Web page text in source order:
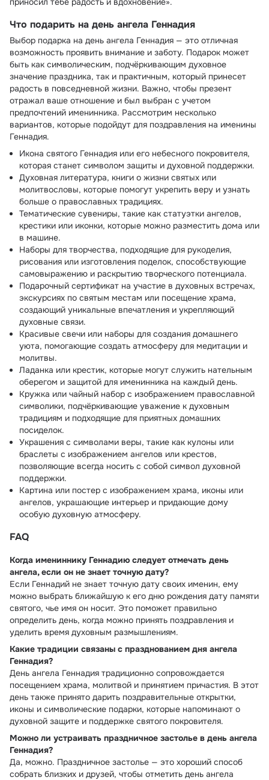
Что подарить на день ангела Геннадия
Выбор подарка на день ангела Геннадия — это отличная
возможность проявить внимание и заботу. Подарок может
быть как символическим, подчёркивающим духовное
значение праздника, так и практичным, который принесет
радость в повседневной жизни. Важно, чтобы презент
отражал ваше отношение и был выбран с учетом
предпочтений именинника. Рассмотрим несколько
вариантов, которые подойдут для поздравления на именины
Геннадия.
Икона святого Геннадия или его небесного покровителя,
которая станет символом защиты и духовной поддержки.
Духовная литература, книги о жизни святых или
молитвословы, которые помогут укрепить веру и узнать
больше о православных традициях.
Тематические сувениры, такие как статуэтки ангелов,
крестики или иконки, которые можно разместить дома или
в машине.
Наборы для творчества, подходящие для рукоделия,
рисования или изготовления поделок, способствующие
самовыражению и раскрытию творческого потенциала.
Подарочный сертификат на участие в духовных встречах,
экскурсиях по святым местам или посещение храма,
создающий уникальные впечатления и укрепляющий
духовные связи.
Красивые свечи или наборы для создания домашнего
уюта, помогающие создать атмосферу для медитации и
молитвы.
Ладанка или крестик, которые могут служить нательным
оберегом и защитой для именинника на каждый день.
Кружка или чайный набор с изображением православной
символики, подчёркивающие уважение к духовным
традициям и подходящие для приятных домашних
посиделок.
Украшения с символами веры, такие как кулоны или
браслеты с изображением ангелов или крестов,
позволяющие всегда носить с собой символ духовной
поддержки.
Картина или постер с изображением храма, иконы или
ангелов, украшающие интерьер и придающие дому
особую духовную атмосферу.
FAQ
Когда имениннику Геннадию следует отмечать день
ангела, если он не знает точную дату?
Если Геннадий не знает точную дату своих именин, ему
можно выбрать ближайшую к его дню рождения дату памяти
святого, чье имя он носит. Это поможет правильно
определить день, когда можно принять поздравления и
уделить время духовным размышлениям.
Какие традиции связаны с празднованием дня ангела
Геннадия?
День ангела Геннадия традиционно сопровождается
посещением храма, молитвой и принятием причастия. В этот
день также принято дарить поздравительные открытки,
иконы и символические подарки, которые напоминают о
духовной защите и поддержке святого покровителя.
Можно ли устраивать праздничное застолье в день ангела
Геннадия?
Да, можно. Праздничное застолье — это хороший способ
собрать близких и друзей, чтобы отметить день ангела